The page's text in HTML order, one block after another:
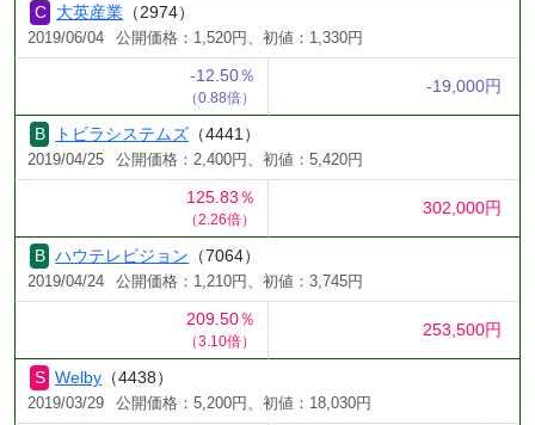
大英産業 （2974）
2019/06/04 公開価格：1,520円、初値：1,330円
-12.50％
（0.88倍）
-19,000円
トビラシステムズ （4441）
2019/04/25 公開価格：2,400円、初値：5,420円
125.83％
（2.26倍）
302,000円
ハウテレビジョン （7064）
2019/04/24 公開価格：1,210円、初値：3,745円
209.50％
（3.10倍）
253,500円
Welby （4438）
2019/03/29 公開価格：5,200円、初値：18,030円